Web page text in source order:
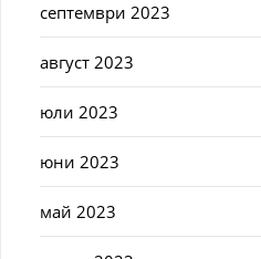
септември 2023
август 2023
юли 2023
юни 2023
май 2023